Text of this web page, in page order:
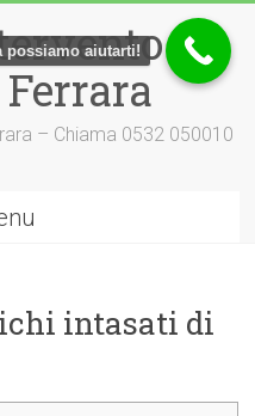
– Chiama 0532 050010
intasati di
possiamo aiutarti!